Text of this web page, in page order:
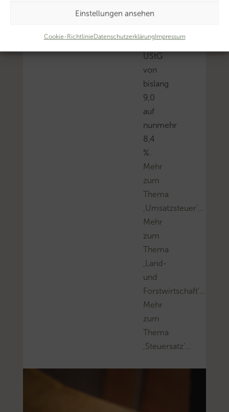
Einstellungen ansehen
Cookie-RichtlinieDatenschutzerklärungImpressum
3
Alt.)
UStG
von
bislang
9,0
auf
nunmehr
8,4
%.
Mehr
zum
Thema
‚Umsatzsteuer’…
Mehr
zum
Thema
‚Land-
und
Forstwirtschaft’…
Mehr
zum
Thema
‚Steuersatz’…